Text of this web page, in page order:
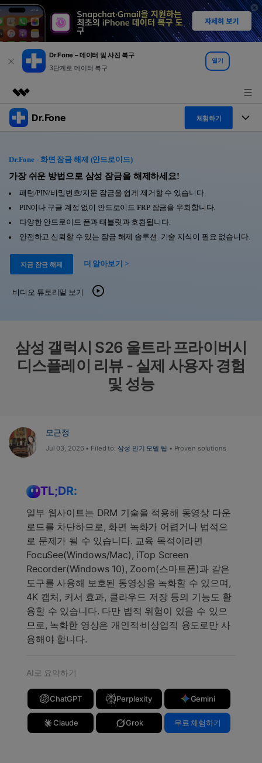
Dr.Fone – 데이터 및 사진 복구
3단계로 데이터 복구
열기
주요 제품
유틸리티
개요
회사 소개
뉴스룸
플랜 및 가격
도움말 센터
Dr.Fone 체험하기
특징
Dr.Fone Basic
폴 툴킷 보기 >
프로그램
탐색 및 발견
닥터폰 하이라이트 살펴보기
사용 방법은 무엇입니까?
리소스
공식 설치 파일 및 최신 버전 업데이트를 제공합
리소스 허브
3,000개 이상의 사용 가이드, 전문가 팁 및 최신
사용 가이드
고객 지원
🔓️온라인 잠금 해제
iOS26 다운그레이드
검색하기
Dr.Fone - 화면 잠금 해제 (안드로이드)
가장 쉬운 방법으로 삼성 잠금을 해제하세요!
패턴/PIN/비밀번호/지문 잠금을 쉽게 제거할 수 있습니다.
PIN이나 구글 계정 없이 안드로이드 FRP 잠금을 우회합니다.
다양한 안드로이드 폰과 태블릿과 호환됩니다.
안전하고 신뢰할 수 있는 잠금 해제 솔루션. 기술 지식이 필요 없습니다.
지금 잠금 해제 더 알아보기 >
비디오 튜토리얼 보기
삼성 갤럭시 S26 울트라 프라이버시
디스플레이 리뷰 - 실제 사용자 경험
및 성능
모근정
Jul 03, 2026 • Filed to: 삼성 인기 모델 팁 • Proven solutions
TL;DR:
일부 웹사이트는 DRM 기술을 적용해 동영상 다운
로드를 차단하므로, 화면 녹화가 어렵거나 법적으
로 문제가 될 수 있습니다. 교육 목적이라면
FocuSee(Windows/Mac), iTop Screen
Recorder(Windows 10), Zoom(스마트폰)과 같은
도구를 사용해 보호된 동영상을 녹화할 수 있으며,
4K 캡처, 커서 효과, 클라우드 저장 등의 기능도 활
용할 수 있습니다. 다만 법적 위험이 있을 수 있으
므로, 녹화한 영상은 개인적·비상업적 용도로만 사
용해야 합니다.
AI로 요약하기
ChatGPT Perplexity Gemini
Claude Grok 무료 체험하기